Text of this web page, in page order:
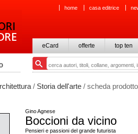
home casa editrice
eCard offerte top ten
/ Storia dell'arte / scheda prodotto
Gino Agnese
Boccioni da vicino
Pensieri e passioni del grande futurista